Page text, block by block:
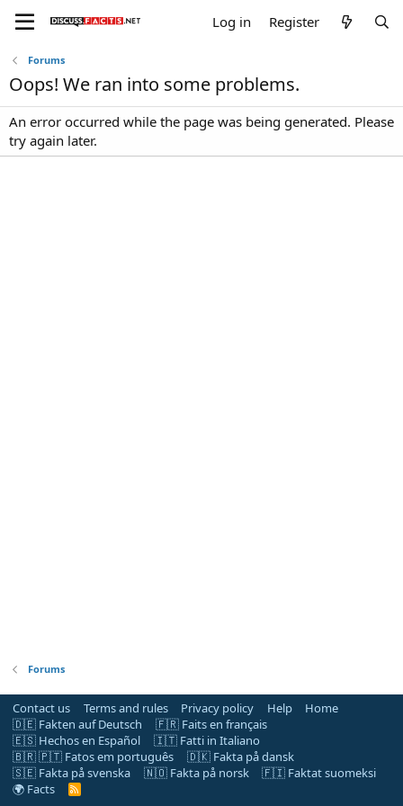
Log in Register
Forums
Oops! We ran into some problems.
An error occurred while the page was being generated. Please
try again later.
Forums
Contact us Terms and rules Privacy policy Help
Home
🇩🇪 Fakten auf Deutsch
🇫🇷 Faits en français
🇪🇸 Hechos en Español
🇮🇹 Fatti in Italiano
🇧🇷 🇵🇹 Fatos em português
🇩🇰 Fakta på dansk
🇸🇪 Fakta på svenska
🇳🇴 Fakta på norsk
🇫🇮 Faktat suomeksi
🌍 Facts
R